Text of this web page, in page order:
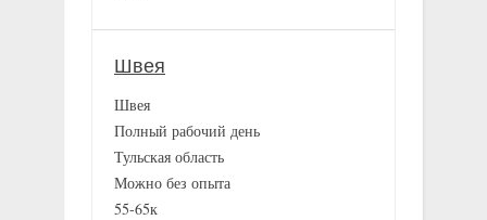
Швея
Швея
Полный рабочий день
Тульская область
Можно без опыта
55-65к